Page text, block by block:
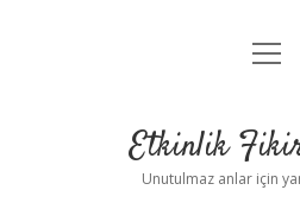
Anasayfa
Yasal
Etkinlik
Unutulmaz anlar için